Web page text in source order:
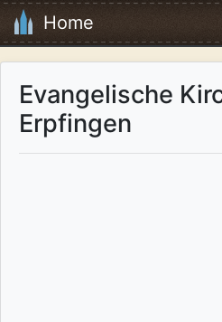
Home
Evangelische
Erpfingen